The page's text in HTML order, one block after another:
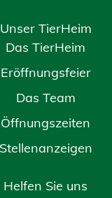
Unser TierHeim
Das TierHeim
Eröffnungsfeier
Das Team
Öffnungszeiten
Stellenanzeigen
Helfen Sie uns